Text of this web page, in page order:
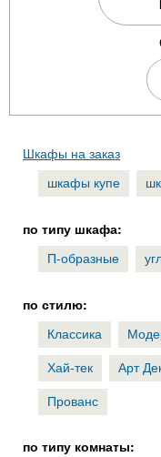
Шкафы на заказ
шкафы купе
по типу шкафа:
П-образные
по стилю:
Классика
Хай-тек
Арт
Прованс
по типу комнаты: